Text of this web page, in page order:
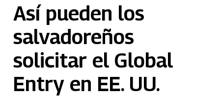
Así pueden los
salvadoreños
solicitar el Global
Entry en EE. UU.